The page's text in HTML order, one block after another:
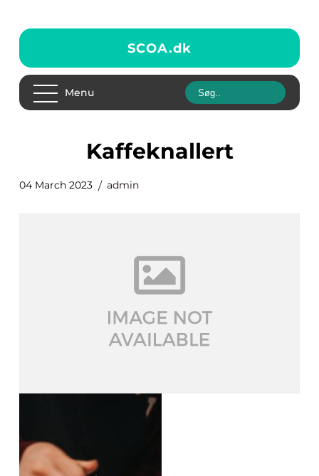
SCOA.dk
Menu
kaffeknallert
04 March 2023 admin